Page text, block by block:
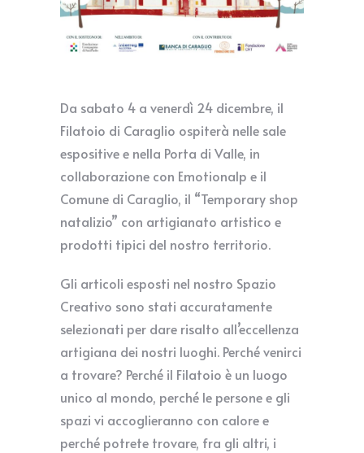
Da sabato 4 a venerdì 24 dicembre, il
Filatoio di Caraglio ospiterà nelle sale
espositive e nella Porta di Valle, in
collaborazione con Emotionalp e il
Comune di Caraglio, il “Temporary shop
natalizio” con artigianato artistico e
prodotti tipici del nostro territorio.
Gli articoli esposti nel nostro Spazio
Creativo sono stati accuratamente
selezionati per dare risalto all’eccellenza
artigiana dei nostri luoghi. Perché venirci
a trovare? Perché il Filatoio è un luogo
unico al mondo, perché le persone e gli
spazi vi accoglieranno con calore e
perché potrete trovare, fra gli altri, i